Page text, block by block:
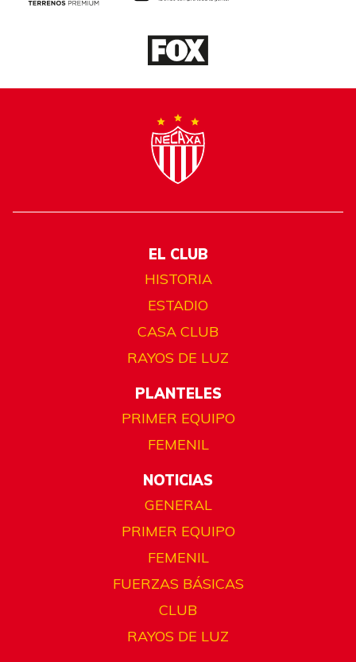
EL CLUB
HISTORIA
ESTADIO
CASA CLUB
RAYOS DE LUZ
PLANTELES
PRIMER EQUIPO
FEMENIL
NOTICIAS
GENERAL
PRIMER EQUIPO
FEMENIL
FUERZAS BÁSICAS
CLUB
RAYOS DE LUZ